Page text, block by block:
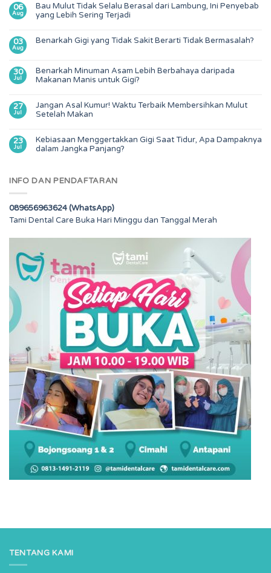
06
Aug
Bau Mulut Tidak Selalu Berasal dari Lambung, Ini Penyebab
yang Lebih Sering Terjadi
03
Aug
Benarkah Gigi yang Tidak Sakit Berarti Tidak Bermasalah?
30
Jul
Benarkah Minuman Asam Lebih Berbahaya daripada
Makanan Manis untuk Gigi?
27
Jul
Jangan Asal Kumur! Waktu Terbaik Membersihkan Mulut
Setelah Makan
23
Jul
Kebiasaan Menggertakkan Gigi Saat Tidur, Apa Dampaknya
dalam Jangka Panjang?
INFO DAN PENDAFTARAN
089656963624 (WhatsApp)
Tami Dental Care Buka Hari Minggu dan Tanggal Merah
TENTANG KAMI